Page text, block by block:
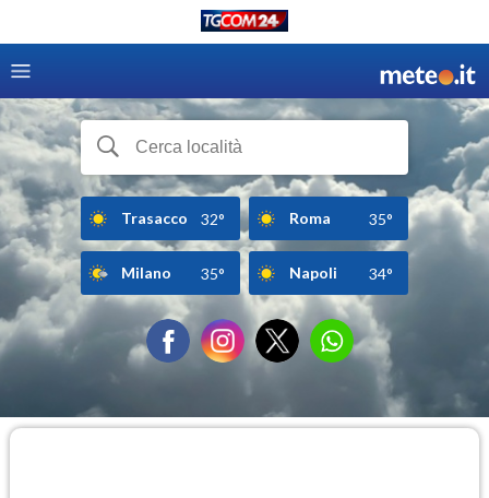
Trasacco 32° Roma 35°
Milano 35° Napoli 34°